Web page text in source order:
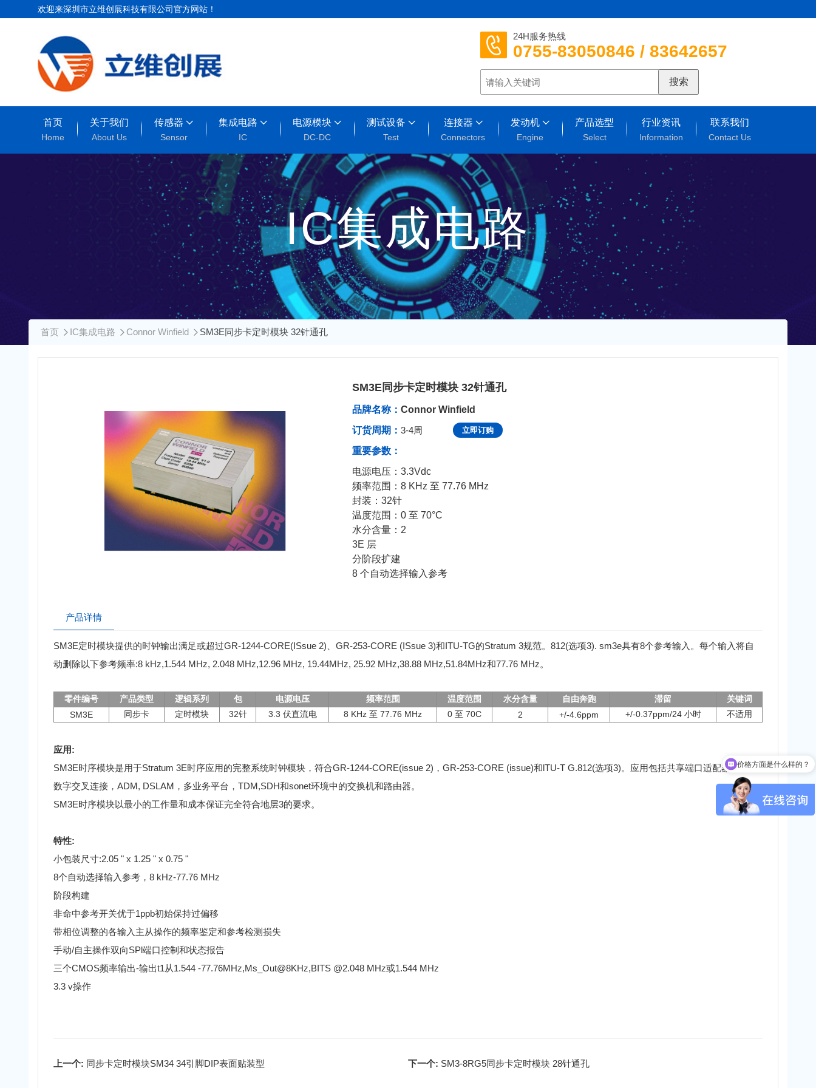
欢迎来深圳市立维创展科技有限公司官方网站！
24H服务热线
0755-83050846 / 83642657
搜索
首页
Home
关于我们
About Us
传感器
Sensor
集成电路
IC
电源模块
DC-DC
测试设备
Test
连接器
Connectors
发动机
Engine
产品选型
Select
行业资讯
Information
联系我们
Contact Us
IC集成电路
首页 IC集成电路 Connor Winfield SM3E同步卡定时模块 32针通孔
SM3E同步卡定时模块 32针通孔
发布于：2023-12-22 14:38:11
品牌名称：Connor Winfield
订货周期：3-4周 立即订购
重要参数：
电源电压：3.3Vdc
频率范围：8 KHz 至 77.76 MHz
封装：32针
温度范围：0 至 70°C
水分含量：2
3E 层
分阶段扩建
8 个自动选择输入参考
产品详情
SM3E定时模块提供的时钟输出满足或超过GR-1244-CORE(ISsue 2)、GR-253-CORE (ISsue 3)和ITU-TG的Stratum 3规范。812(选项3). sm3e具有8个参考输入。每个输入将自
动删除以下参考频率:8 kHz,1.544 MHz, 2.048 MHz,12.96 MHz, 19.44MHz, 25.92 MHz,38.88 MHz,51.84MHz和77.76 MHz。
零件编号 产品类型 逻辑系列 包 电源电压 频率范围 温度范围 水分含量 自由奔跑 滞留
关键词
SM3E
同步卡 定时模块 32针 3.3 伏直流电 8 KHz 至 77.76 MHz 0 至 70C 2 +/-4.6ppm +/-0.37ppm/24 小时 不适用
应用:
SM3E时序模块是用于Stratum 3E时序应用的完整系统时钟模块，符合GR-1244-CORE(issue 2)，GR-253-CORE (issue)和lTU-T G.812(选项3)。应用包括共享端口适配器，数据
数字交叉连接，ADM, DSLAM，多业务平台，TDM,SDH和sonet环境中的交换机和路由器。
SM3E时序模块以最小的工作量和成本保证完全符合地层3的要求。
特性:
小包装尺寸:2.05 " x 1.25 " x 0.75 "
8个自动选择输入参考，8 kHz-77.76 MHz
阶段构建
非命中参考开关优于1ppb初始保持过偏移
带相位调整的各输入主从操作的频率鉴定和参考检测损失
手动/自主操作双向SPl端口控制和状态报告
三个CMOS频率输出-输出t1从1.544 -77.76MHz,Ms_Out@8KHz,BITS @2.048 MHz或1.544 MHz
3.3 v操作
上一个: 同步卡定时模块SM34 34引脚DIP表面贴装型 下一个: SM3-8RG5同步卡定时模块 28针通孔
价格方面是什么样的？